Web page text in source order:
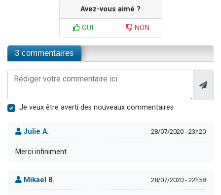
Avez-vous aimé ?
OUI NON
3 commentaires
Je veux être averti des nouveaux commentaires
Julie A. 28/07/2020 - 23h20
Merci infiniment
Mikael B. 28/07/2020 - 22h58